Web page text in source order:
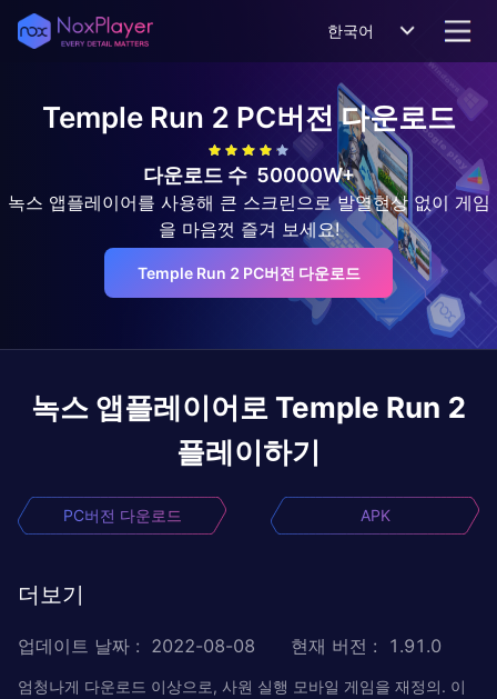
한국어
Temple Run 2 PC버전 다운로드
다운로드 수 50000W+
녹스 앱플레이어를 사용해 큰 스크린으로 발열현상 없이 게임
을 마음껏 즐겨 보세요!
Temple Run 2 PC버전 다운로드
녹스 앱플레이어로 Temple Run 2
플레이하기
PC버전 다운로드 APK
더보기
업데이트 날짜 : 2022-08-08 현재 버전 : 1.91.0
엄청나게 다운로드 이상으로, 사원 실행 모바일 게임을 재정의. 이